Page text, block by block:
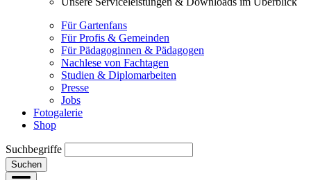
Für Gartenfans
Für Profis & Gemeinden
Für Pädagoginnen & Pädagogen
Nachlese von Fachtagen
Studien & Diplomarbeiten
Presse
Jobs
Fotogalerie
Shop
Suchbegriffe
Suchen